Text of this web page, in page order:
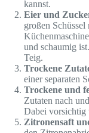
kannst.
Eier und
großen
und schaumig
Teig.
Trockene
einer separaten
Trockene und
Zutaten nach
Dabei vorsichtig
Zitronensaft